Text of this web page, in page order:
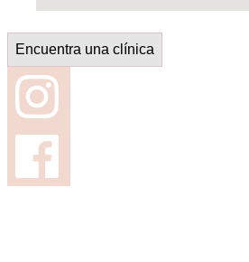
Encuentra una clínica